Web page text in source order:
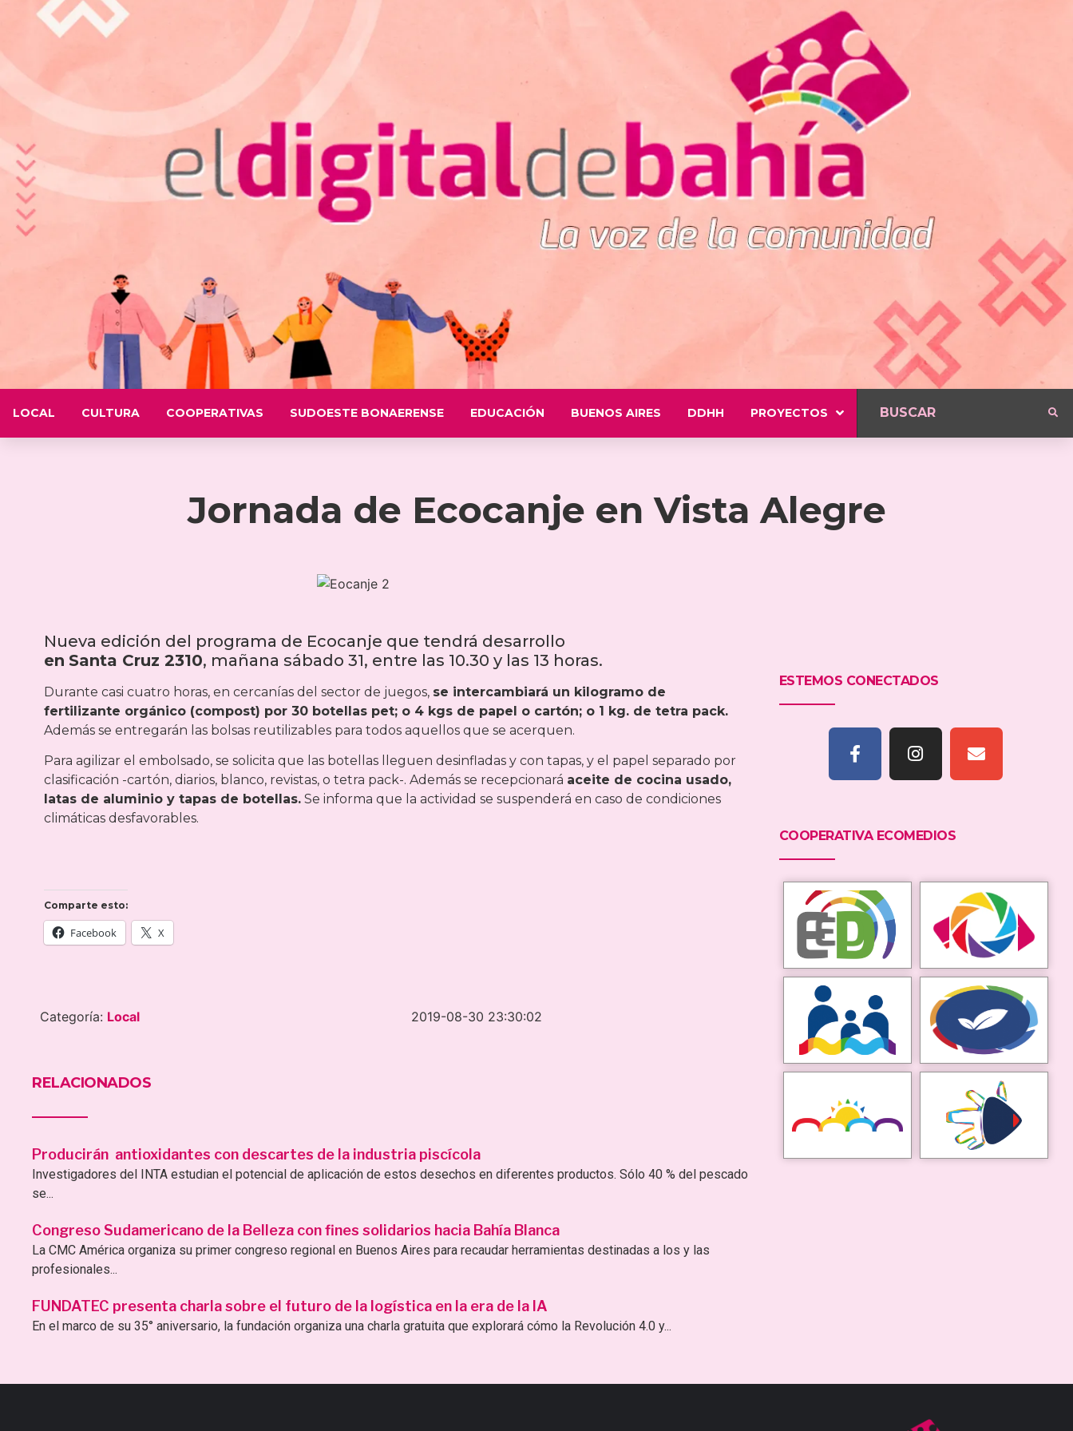
LOCAL CULTURA COOPERATIVAS SUDOESTE BONAERENSE EDUCACIÓN BUENOS AIRES DDHH PROYECTOS
Jornada de Ecocanje en Vista Alegre
Nueva edición del programa de Ecocanje que tendrá desarrollo
en Santa Cruz 2310, mañana sábado 31, entre las 10.30 y las 13 horas.
Durante casi cuatro horas, en cercanías del sector de juegos, se intercambiará un kilogramo de
fertilizante orgánico (compost) por 30 botellas pet; o 4 kgs de papel o cartón; o 1 kg. de tetra pack.
Además se entregarán las bolsas reutilizables para todos aquellos que se acerquen.
Para agilizar el embolsado, se solicita que las botellas lleguen desinfladas y con tapas, y el papel separado por
clasificación -cartón, diarios, blanco, revistas, o tetra pack-. Además se recepcionará aceite de cocina usado,
latas de aluminio y tapas de botellas. Se informa que la actividad se suspenderá en caso de condiciones
climáticas desfavorables.
Comparte esto:
Facebook X
Categoría: Local 2019-08-30 23:30:02
RELACIONADOS
Producirán antioxidantes con descartes de la industria piscícola
Investigadores del INTA estudian el potencial de aplicación de estos desechos en diferentes productos. Sólo 40 % del pescado
se...
Congreso Sudamericano de la Belleza con fines solidarios hacia Bahía Blanca
La CMC América organiza su primer congreso regional en Buenos Aires para recaudar herramientas destinadas a los y las
profesionales...
FUNDATEC presenta charla sobre el futuro de la logística en la era de la IA
En el marco de su 35° aniversario, la fundación organiza una charla gratuita que explorará cómo la Revolución 4.0 y...
ESTEMOS CONECTADOS
COOPERATIVA ECOMEDIOS